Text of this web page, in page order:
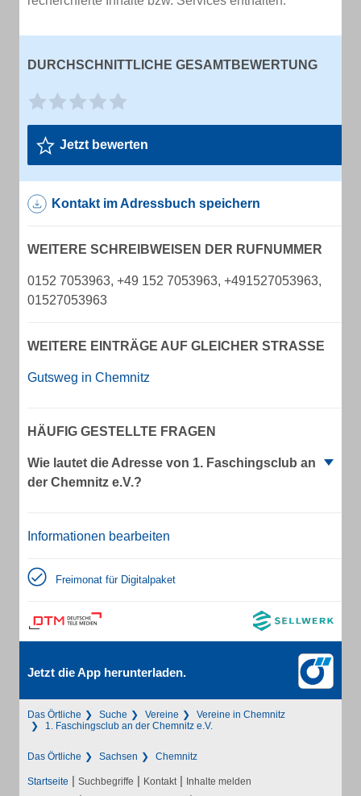
DURCHSCHNITTLICHE GESAMTBEWERTUNG
Jetzt bewerten
Kontakt im Adressbuch speichern
WEITERE SCHREIBWEISEN DER RUFNUMMER
0152 7053963, +49 152 7053963, +491527053963,
01527053963
WEITERE EINTRÄGE AUF GLEICHER STRASSE
Gutsweg in Chemnitz
HÄUFIG GESTELLTE FRAGEN
Wie lautet die Adresse von 1. Faschingsclub an
der Chemnitz e.V.?
Informationen bearbeiten
Freimonat für Digitalpaket
Jetzt die App herunterladen.
Das Örtliche Suche Vereine
Vereine in Chemnitz
1. Faschingsclub an der Chemnitz e.V.
Das Örtliche Sachsen Chemnitz
Startseite | Suchbegriffe | Kontakt | Inhalte melden